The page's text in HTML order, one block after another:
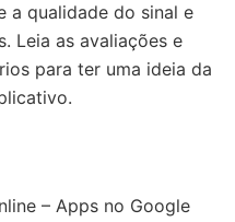
a qualidade do sinal e
Leia as avaliações e
para ter uma ideia da
– Apps no Google